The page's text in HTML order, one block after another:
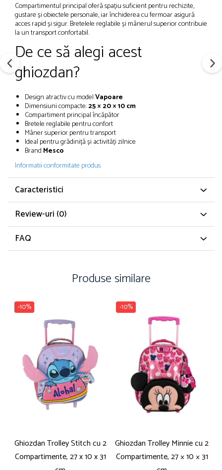
Caiete mecanice
Clipboard-uri
Dosare Carton
Dosare Plastic
Folii de protecție
Mape
Penare cu doua compartimente
Penare cu trei compartimente
Penare cu un compartiment
Penare echipate
Pictură și desen
Accesorii pentru pictură
Creioane grafit și cărbune
Culori acrilice
Culori în ulei
Pensule
Foarfeci
Lipici
Compartimentul principal oferă spațiu suficient pentru rechizite,
gustare și obiectele personale, iar închiderea cu fermoar asigură
acces rapid și sigur. Bretelele reglabile și mânerul superior contribuie
la un transport confortabil.
De ce să alegi acest
ghiozdan?
Design atractiv cu modelVapoare
Dimensiuni compacte:25 × 20 × 10 cm
Compartiment principal încăpător
Bretele reglabile pentru confort
Mâner superior pentru transport
Ideal pentru grădiniță și activități zilnice
Brand Mesco
Informatii conformitate produs
Caracteristici
Review-uri (0)
FAQ
Produse similare
-10%
Ghiozdan Trolley Stitch cu 2
Compartimente, 27 x 10 x 31
-10%
Ghiozdan Trolley Minnie cu 2
Compartimente, 27 × 10 × 31